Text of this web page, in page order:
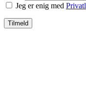
Jeg er enig med